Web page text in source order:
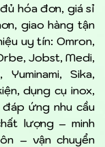
hóa đơn, giá sỉ
giao hàng tận
uy tín: Omron,
Jobst, Medi,
Sika,
dụng cụ inox,
ứng nhu cầu
lượng – minh
– vận chuyển